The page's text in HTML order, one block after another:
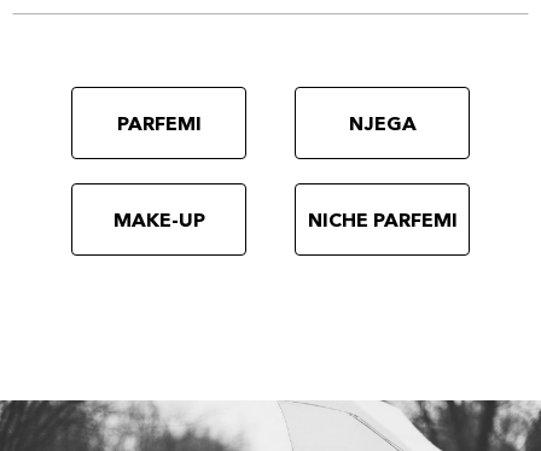
PARFEMI NJEGA
MAKE-UP NICHE PARFEMI